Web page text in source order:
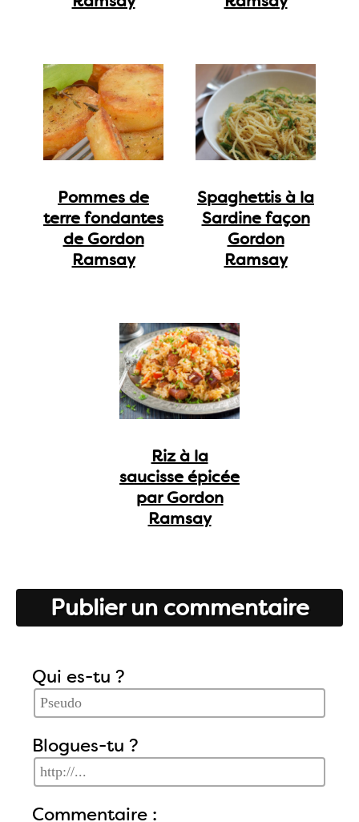
Pommes de
terre fondantes
de Gordon
Ramsay
Spaghettis à la
Sardine façon
Gordon
Ramsay
Riz à la
saucisse épicée
par Gordon
Ramsay
Publier un commentaire
Qui es-tu ?
Blogues-tu ?
Commentaire :